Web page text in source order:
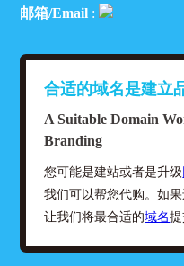
邮箱/Email :
合适的域名是建立
A Suitable Domain
Branding
您可能是建站或者是升级
我们可以帮您代购。如
让我们将最合适的域名提